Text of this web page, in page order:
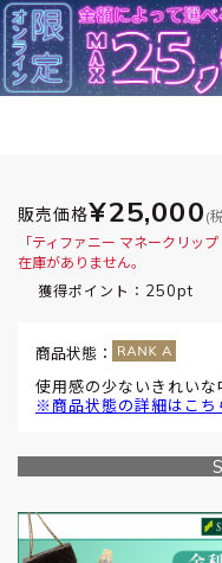
販売価格¥25,000 (
「ティファニー マネークリッ
在庫がありません。
獲得ポイント： 250pt
商品状態：
使用感の少ないきれいな
※商品状態の詳細はこち